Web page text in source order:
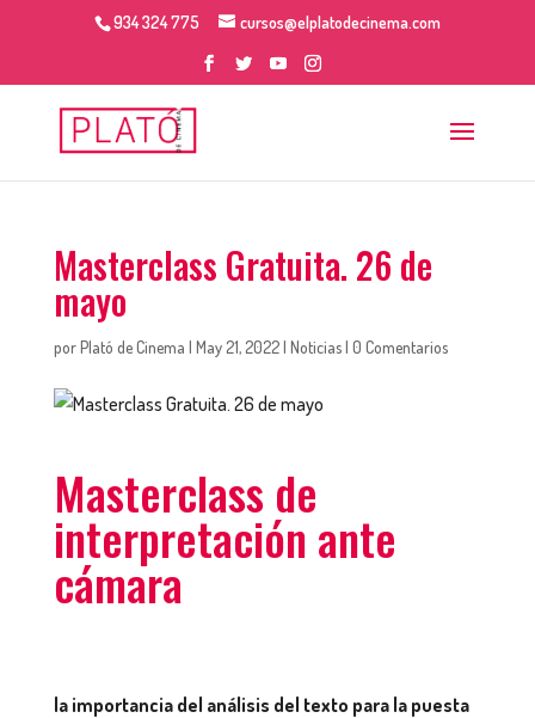
934 324 775 cursos@elplatodecinema.com
Masterclass Gratuita. 26 de
mayo
porPlató de Cinema | May 21, 2022| Noticias| 0 Comentarios
Masterclass de
interpretación ante
cámara
la importancia del análisis del texto para la puesta